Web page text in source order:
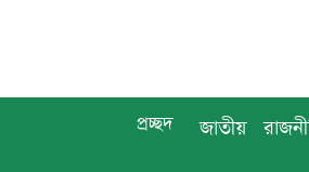
প্রচ্ছদ জাতীয়